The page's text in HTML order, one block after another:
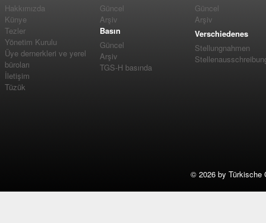
Hakkımızda
Künye
Tezler
Yönetim Kurulu
Üye dernerkleri ve yerel
büroları
İletişim
Tüzük
Güncel
Arşiv
Basın
Güncel
Arşiv
TGS-H basında
Güncel
Arşiv
Verschiedenes
Stellungnahmen
© 2026 by Türkische